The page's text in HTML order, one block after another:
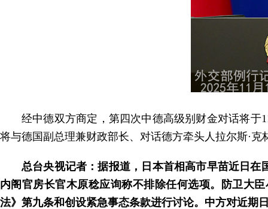
经中德双方商定，第四次中德高级别财金对话将
将与德国副总理兼财政部长、对话德方牵头人拉尔斯·克
总台央视记者：据报道，日本首相高市早苗近日
内阁官房长官木原稔应询称不排除任何选项。防卫大
法》第九条和创设紧急事态条款进行讨论。中方对近期